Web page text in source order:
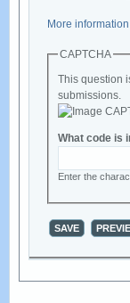
More
CAPTCHA
This question
submissions.
What code is
Enter the